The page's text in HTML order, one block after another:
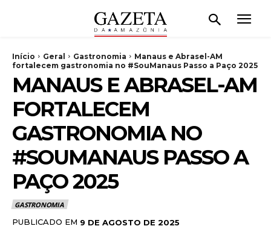
Início Geral Gastronomia
Manaus e Abrasel-AM
fortalecem gastronomia no #SouManaus Passo a Paço 2025
MANAUS E ABRASEL-AM
FORTALECEM
GASTRONOMIA NO
#SOUMANAUS PASSO A
PAÇO 2025
GASTRONOMIA
PUBLICADO EM 9 DE AGOSTO DE 2025